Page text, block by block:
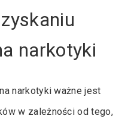
narkotyki
narkotyki ważne jest
w zależności od tego,